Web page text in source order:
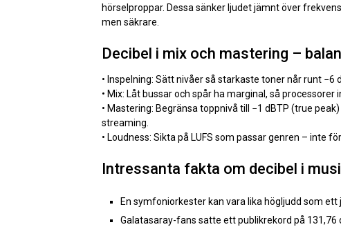
hörselproppar. Dessa sänker ljudet jämnt över
men säkrare.
Decibel i mix och mastering –
• Inspelning: Sätt nivåer så starkaste toner når runt −6
• Mix: Låt bussar och spår ha marginal, så processorer
• Mastering: Begränsa toppnivå till −1 dBTP (true
streaming.
• Loudness: Sikta på LUFS som passar genren – inte
Intressanta fakta om decibel i
En symfoniorkester kan vara lika högljudd som ett
Galatasaray-fans satte ett publikrekord på 131,76